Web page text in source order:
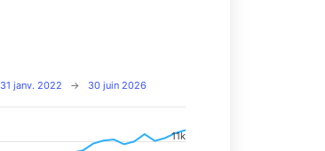
31 janv. 2022 → 30 juin 2026
11k